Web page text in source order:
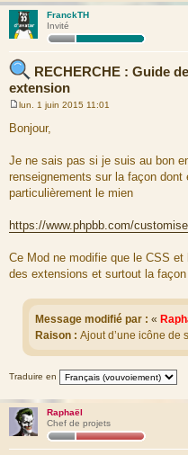
FranckTH
Invité
RECHERCHE : Guide
extension
e
s
a
g
e
lun. 1 juin 2015 11:01
Bonjour,
Je ne sais pas si je suis au bon
renseignements sur la façon
particulièrement le mien
https://www.phpbb.com/
Ce Mod ne modifie que le CSS
des extensions et surtout la
Message modifié par : «
Raison : Ajout d’une icône de
Traduire en
Raphaël
Chef de projets